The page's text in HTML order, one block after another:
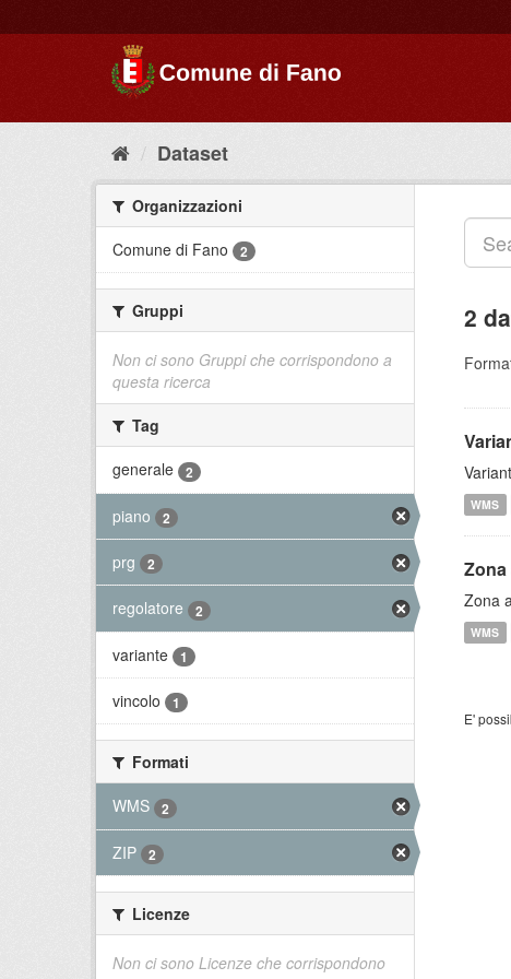
Dataset
Organizzazioni
Comune di Fano
2
Gruppi
Non ci sono Gruppi che corrispondono a
questa ricerca
Tag
generale
2
piano 2
prg 2
regolatore 2
variante 1
vincolo 1
Formati
WMS
2
ZIP 2
Licenze
Non ci sono Licenze che corrispondono
2
WMS
Zona
WMS
E'